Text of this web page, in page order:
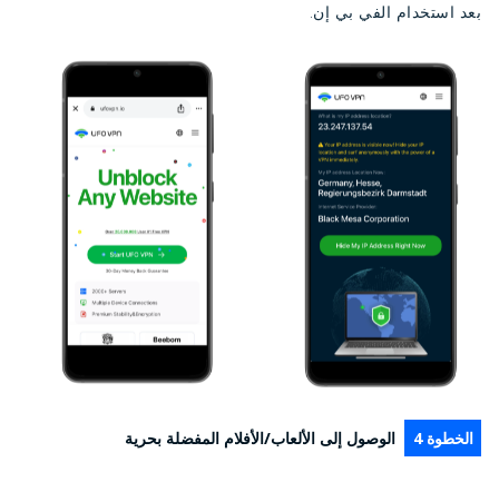
بعد استخدام الفي بي إن.
الخطوة 4 الوصول إلى الألعاب/الأفلام المفضلة بحرية